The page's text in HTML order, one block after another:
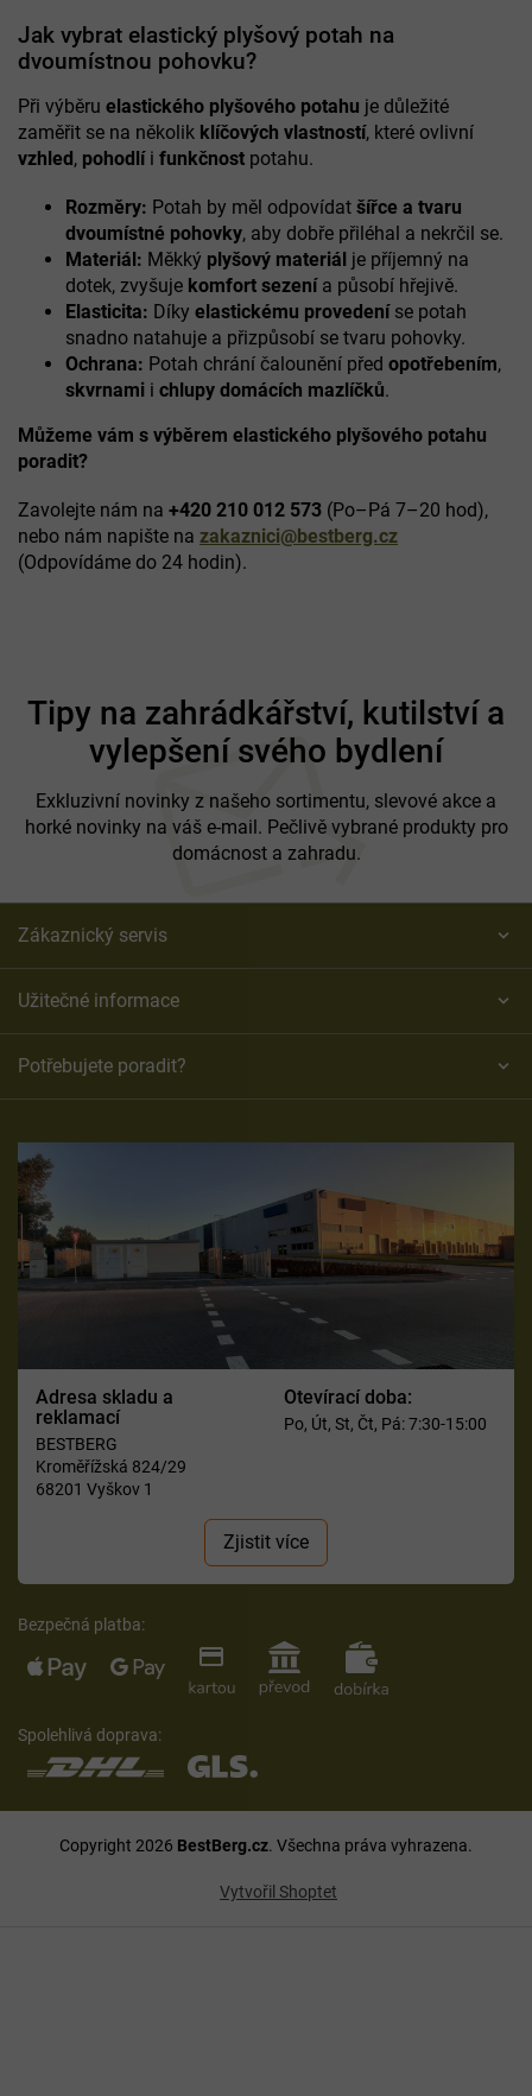
l
á
a
c
í
p
v
k
y
v
ý
p
i
s
u
Jak vybrat elastický plyšový potah na
dvoumístnou pohovku?
Při výběru elastického plyšového potahu je důležité
zaměřit se na několik klíčových vlastností, které ovlivní
vzhled, pohodlíi funkčnost potahu.
Rozměry: Potah by měl odpovídat šířce a tvaru
dvoumístné pohovky, aby dobře přiléhal a nekrčil se.
Materiál: Měkký plyšový materiál je příjemný na
dotek, zvyšuje komfort sezenía působí hřejivě.
Elasticita: Díky elastickému provedeníse potah
snadno natahuje a přizpůsobí se tvaru pohovky.
Ochrana: Potah chrání čalounění před opotřebením,
skvrnami i chlupy domácích mazlíčků.
Můžeme vám s výběrem elastického plyšového potahu
poradit?
Zavolejte nám na +420 210 012 573 (Po–Pá 7–20 hod),
nebo nám napište na zakaznici@bestberg.cz
(Odpovídáme do 24 hodin).
Tipy na zahrádkářství, kutilství a
vylepšení svého bydlení
Exkluzivní novinky z našeho sortimentu, slevové akce a
horké novinky na váš e-mail. Pečlivě vybrané produkty pro
domácnost a zahradu.
Zákaznický servis
Užitečné informace
Potřebujete poradit?
Adresa skladu a
reklamací
BESTBERG
Kroměřížská 824/29
68201 Vyškov 1
Otevírací doba:
Po, Út, St, Čt, Pá: 7:30-15:00
Zjistit více
Bezpečná platba:
Spolehlivá doprava:
Vytvořil Shoptet
Copyright 2026 BestBerg.cz. Všechna práva vyhrazena.